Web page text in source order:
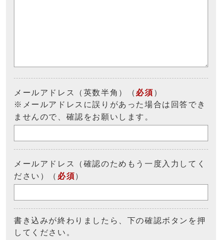
メールアドレス（英数半角）（ 必須 ）
※メールアドレスに誤りがあった場合は回答でき
ませんので、確認をお願いします。
メールアドレス（確認のためもう一度入力してく
ださい）（ 必須）
書き込みが終わりましたら、下の確認ボタンを押
してください。